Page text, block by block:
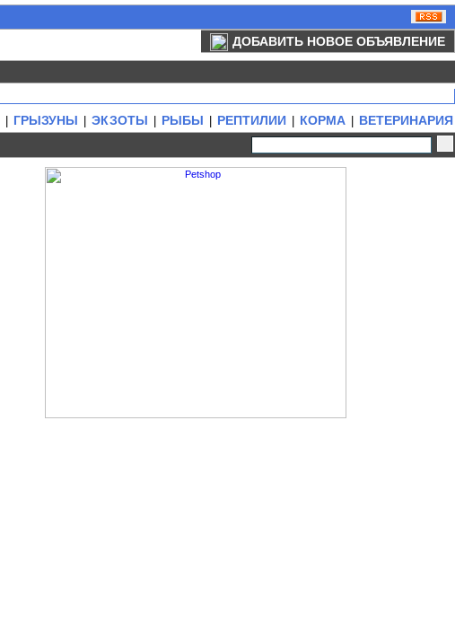
ДОБАВИТЬ НОВОЕ ОБЪЯВЛЕНИЕ
ГРЫЗУНЫ ЭКЗОТЫ РЫБЫ РЕПТИЛИИ КОРМА
ВЕТЕРИНАРИЯ